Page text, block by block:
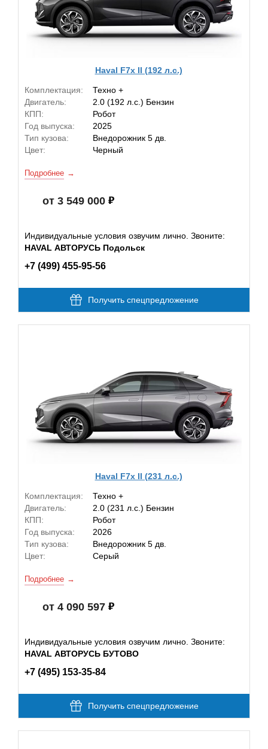
Haval F7x II (192 л.с.)
Комплектация:
Техно +
Двигатель:
2.0 (192 л.с.) Бензин
КПП:
Робот
Год выпуска:
2025
Тип кузова:
Внедорожник 5 дв.
Цвет:
Черный
Подробнее
от 3 549 000
Индивидуальные условия озвучим лично. Звоните:
HAVAL АВТОРУСЬ Подольск
+7 (499) 455-95-56
Получить спецпредложение
Haval F7x II (231 л.с.)
Комплектация:
Техно +
Двигатель:
2.0 (231 л.с.) Бензин
КПП:
Робот
Год выпуска:
2026
Тип кузова:
Внедорожник 5 дв.
Цвет:
Серый
Подробнее
от 4 090 597
Индивидуальные условия озвучим лично. Звоните:
HAVAL АВТОРУСЬ БУТОВО
+7 (495) 153-35-84
Получить спецпредложение